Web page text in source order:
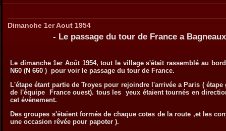
Dimanche 1er Aout 1954
- Le passage du tour de France a
Le dimanche 1er Août 1954, tout le village s'était rassemblé au
N60 (N 660 ) pour voir le passage du tour de France.
L'étape étant partie de Troyes pour rejoindre l'arrivée a Paris ( étape
de l'équipe France ouest). tous les yeux étaient tournés en
cet évènement.
Des groupes s'étaient formés de chaque cotes de la route ,et les
une occasion rêvée pour papoter ).